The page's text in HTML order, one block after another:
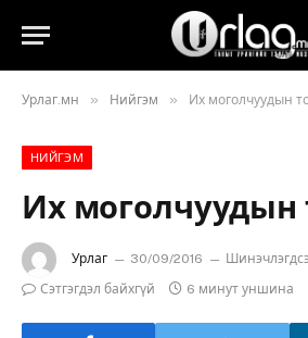
Урлаг.мн » Нийгэм » Их моголчуудын
НИЙГЭМ
Их моголчуудын
Урлаг 30/09/2016
Сэтгэгдэл байхгүй
6 минут уншина